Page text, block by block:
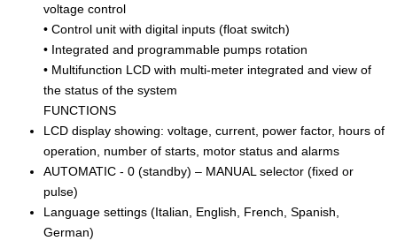
voltage control
• Control unit with digital inputs (float switch)
• Integrated and programmable pumps rotation
• Multifunction LCD with multi-meter integrated and view of
the status of the system
FUNCTIONS
LCD display showing: voltage, current, power factor, hours of
operation, number of starts, motor status and alarms
AUTOMATIC - 0 (standby) – MANUAL selector (fixed or
pulse)
Language settings (Italian, English, French, Spanish,
German)